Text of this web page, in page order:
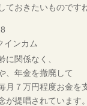
ておきたいものです
インカム
に関係なく、
、年金を撤廃して
月７万円程度お金を
が提唱されています